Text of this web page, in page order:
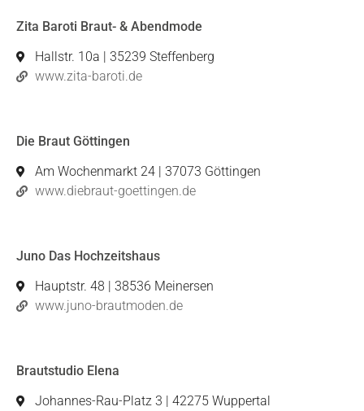
Zita Baroti Braut- & Abendmode
Hallstr. 10a | 35239 Steffenberg
www.zita-baroti.de
Die Braut Göttingen
Am Wochenmarkt 24 | 37073 Göttingen
www.diebraut-goettingen.de
Juno Das Hochzeitshaus
Hauptstr. 48 | 38536 Meinersen
www.juno-brautmoden.de
Brautstudio Elena
Johannes-Rau-Platz 3 | 42275 Wuppertal